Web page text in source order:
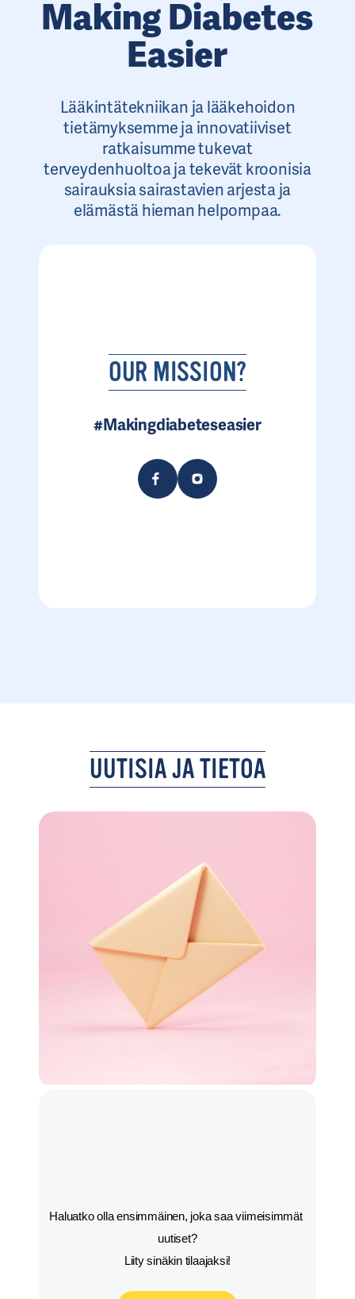
Making Diabetes
Easier
Lääkintätekniikan ja lääkehoidon
tietämyksemme ja innovatiiviset
ratkaisumme tukevat
terveydenhuoltoa ja tekevät kroonisia
sairauksia sairastavien arjesta ja
elämästä hieman helpompaa.
OUR MISSION?
#Makingdiabeteseasier
UUTISIA JA TIETOA
Haluatko olla ensimmäinen, joka saa viimeisimmät
uutiset?
Liity sinäkin tilaajaksi!